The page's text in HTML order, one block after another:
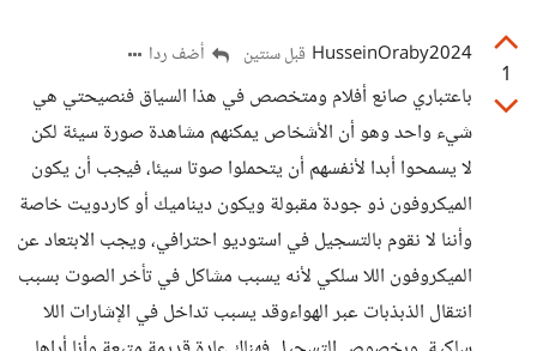
1
HusseinOraby2024 قبل سنتين أضف ردا
باعتباري صانع أفلام ومتخصص في هذا السياق فنصيحتي هي
شيء واحد وهو أن الأشخاص يمكنهم مشاهدة صورة سيئة لكن
لا يسمحوا أبدا لأنفسهم أن يتحملوا صوتا سيئا، فيجب أن يكون
الميكروفون ذو جودة مقبولة ويكون ديناميك أو كاردويت خاصة
وأننا لا نقوم بالتسجيل في استوديو احترافي، ويجب الابتعاد عن
الميكروفون اللا سلكي لأنه يسبب مشاكل في تأخر الصوت بسبب
انتقال الذبذبات عبر الهواءوقد يسبب تداخل في الإشارات اللا